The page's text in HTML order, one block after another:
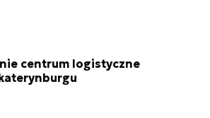
centrum logistyczne